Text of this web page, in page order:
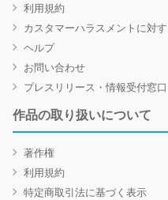
利用規約
カスタマーハラスメントに対
ヘルプ
お問い合わせ
プレスリリース・情報受付窓口
作品の取り扱いについて
著作権
利用規約
特定商取引法に基づく表示